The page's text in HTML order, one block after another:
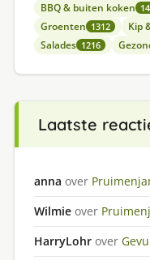
BBQ & buiten koken
Groenten 1312 Kip
Salades 1216
Laatste
anna over
Wilmie over
HarryLohr over